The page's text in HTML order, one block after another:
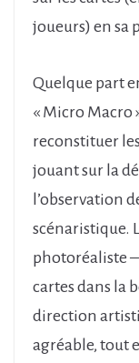
joueurs) en sa
Quelque part
« Micro Macro
reconstituer
jouant sur la
l’observation
scénaristique.
photoréaliste
cartes dans la
direction
agréable, tout